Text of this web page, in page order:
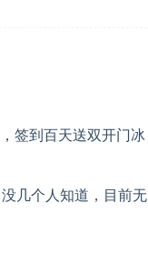
签到百天送双开门冰
几个人知道，目前无